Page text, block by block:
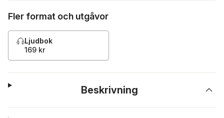
Fler format och utgåvor
Ljudbok
169 kr
Beskrivning